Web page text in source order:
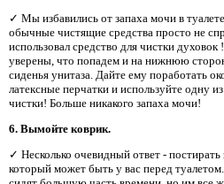
✓ Мы избавились от запаха мочи в
обычные чистящие средства просто не
использовал средство для чистки духовок
уверены, что попадем и на нижнюю
сиденья унитаза. Дайте ему поработать
латексные перчатки и используйте одну
чистки! Больше никакого запаха мочи!
6. Вымойте коврик.
✓ Несколько очевидный ответ - постирать
который может быть у вас перед